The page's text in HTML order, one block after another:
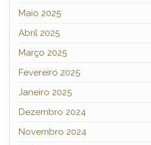
Maio 2025
Abril 2025
Março 2025
Fevereiro 2025
Janeiro 2025
Dezembro 2024
Novembro 2024